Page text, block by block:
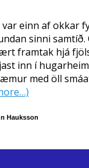
einn af okkar
sinni
framtak hjá
inn í
med öll
Hauksson